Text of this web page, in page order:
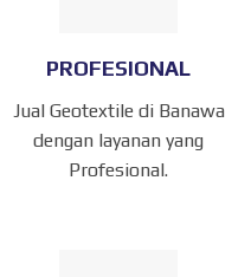
PROFESIONAL
Jual Geotextile di Banawa
dengan layanan yang
Profesional.